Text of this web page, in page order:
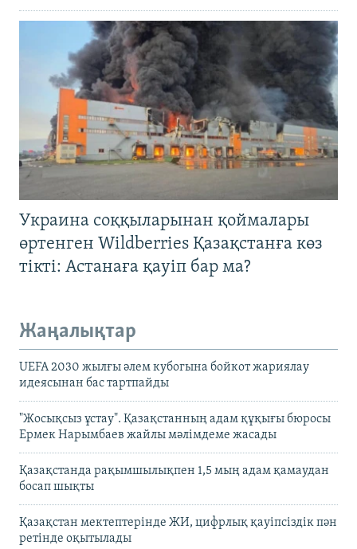
Украина соққыларынан қоймалары
өртенген Wildberries Қазақстанға көз
тікті: Астанаға қауіп бар ма?
Жаңалықтар
UEFA 2030 жылғы әлем кубогына бойкот жариялау
идеясынан бас тартпайды
"Жосықсыз ұстау". Қазақстанның адам құқығы бюросы
Ермек Нарымбаев жайлы мәлімдеме жасады
Қазақстанда рақымшылықпен 1,5 мың адам қамаудан
босап шықты
Қазақстан мектептерінде ЖИ, цифрлық қауіпсіздік пән
ретінде оқытылады